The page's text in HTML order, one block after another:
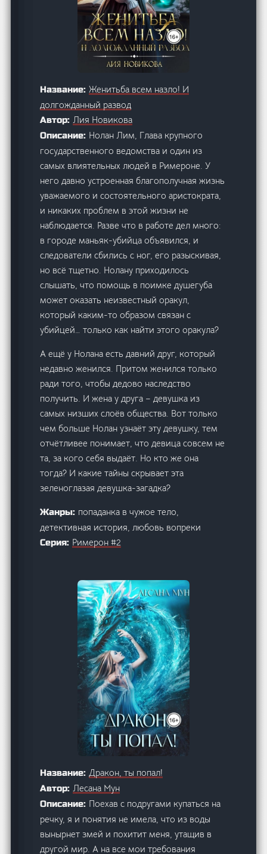
Название:Женитьба всем назло! И
долгожданный развод
Автор:Лия Новикова
Описание: Нолан Лим, Глава крупного
государственного ведомства и один из
самых влиятельных людей в Римероне. У
него давно устроенная благополучная жизнь
уважаемого и состоятельного аристократа,
и никаких проблем в этой жизни не
наблюдается. Разве что в работе дел много:
в городе маньяк-убийца объявился, и
следователи сбились с ног, его разыскивая,
но всё тщетно. Нолану приходилось
слышать, что помощь в поимке душегуба
может оказать неизвестный оракул,
который каким-то образом связан с
убийцей… только как найти этого оракула?
А ещё у Нолана есть давний друг, который
недавно женился. Притом женился только
ради того, чтобы дедово наследство
получить. И жена у друга – девушка из
самых низших слоёв общества. Вот только
чем больше Нолан узнаёт эту девушку, тем
отчётливее понимает, что девица совсем не
та, за кого себя выдаёт. Но кто же она
тогда? И какие тайны скрывает эта
зеленоглазая девушка-загадка?
Жанры: попаданка в чужое тело,
детективная история, любовь вопреки
Серия: Римерон #2
Название:Дракон, ты попал!
Автор:Лесана Мун
Описание: Поехав с подругами купаться на
речку, я и понятия не имела, что из воды
вынырнет змей и похитит меня, утащив в
другой мир. А на все мои требования